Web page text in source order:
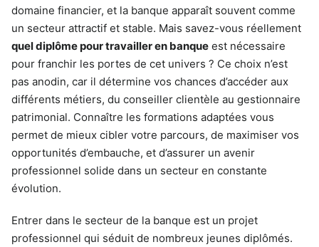
domaine financier, et la banque apparaît souvent comme
un secteur attractif et stable. Mais savez-vous réellement
quel diplôme pour travailler en banque est nécessaire
pour franchir les portes de cet univers ? Ce choix n’est
pas anodin, car il détermine vos chances d’accéder aux
différents métiers, du conseiller clientèle au gestionnaire
patrimonial. Connaître les formations adaptées vous
permet de mieux cibler votre parcours, de maximiser vos
opportunités d’embauche, et d’assurer un avenir
professionnel solide dans un secteur en constante
évolution.
Entrer dans le secteur de la banque est un projet
professionnel qui séduit de nombreux jeunes diplômés.